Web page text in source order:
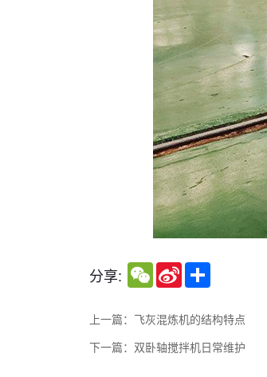
分享: WeChatSina
Weibo
上一篇：飞灰混炼机的结构特点
下一篇：双卧轴搅拌机日常维护